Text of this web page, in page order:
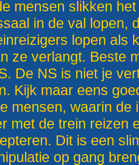
mensen slikken
in de val lopen,
lopen als
ze verlangt. Beste
De NS is niet je
Kijk maar eens
mensen, waarin
met de trein reizen
Dit is een
op gang